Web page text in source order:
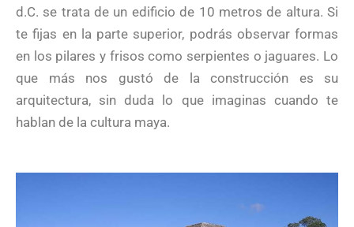
d.C. se trata de un edificio de 10 metros de altura. Si
te fijas en la parte superior, podrás observar formas
en los pilares y frisos como serpientes o jaguares. Lo
que más nos gustó de la construcción es su
arquitectura, sin duda lo que imaginas cuando te
hablan de la cultura maya.